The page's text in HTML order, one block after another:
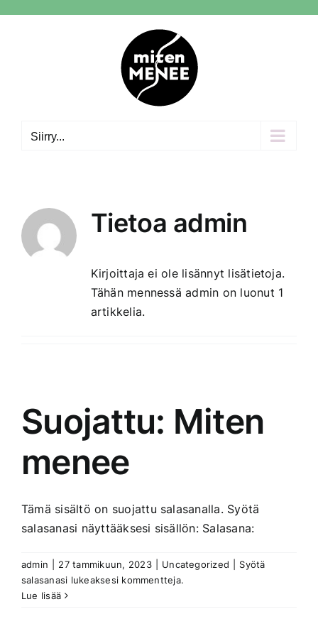
Siirry...
Tietoa admin
Kirjoittaja ei ole lisännyt lisätietoja.
Tähän mennessä admin on luonut 1
artikkelia.
Suojattu: Miten
menee
Tämä sisältö on suojattu salasanalla. Syötä
salasanasi näyttääksesi sisällön: Salasana:
admin 27 tammikuun, 2023 Uncategorized
Syötä
salasanasi lukeaksesi kommentteja.
Lue lisää